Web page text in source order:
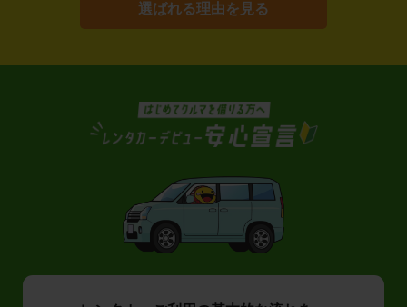
選ばれる理由を見る